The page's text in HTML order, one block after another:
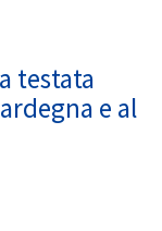
testata
e al